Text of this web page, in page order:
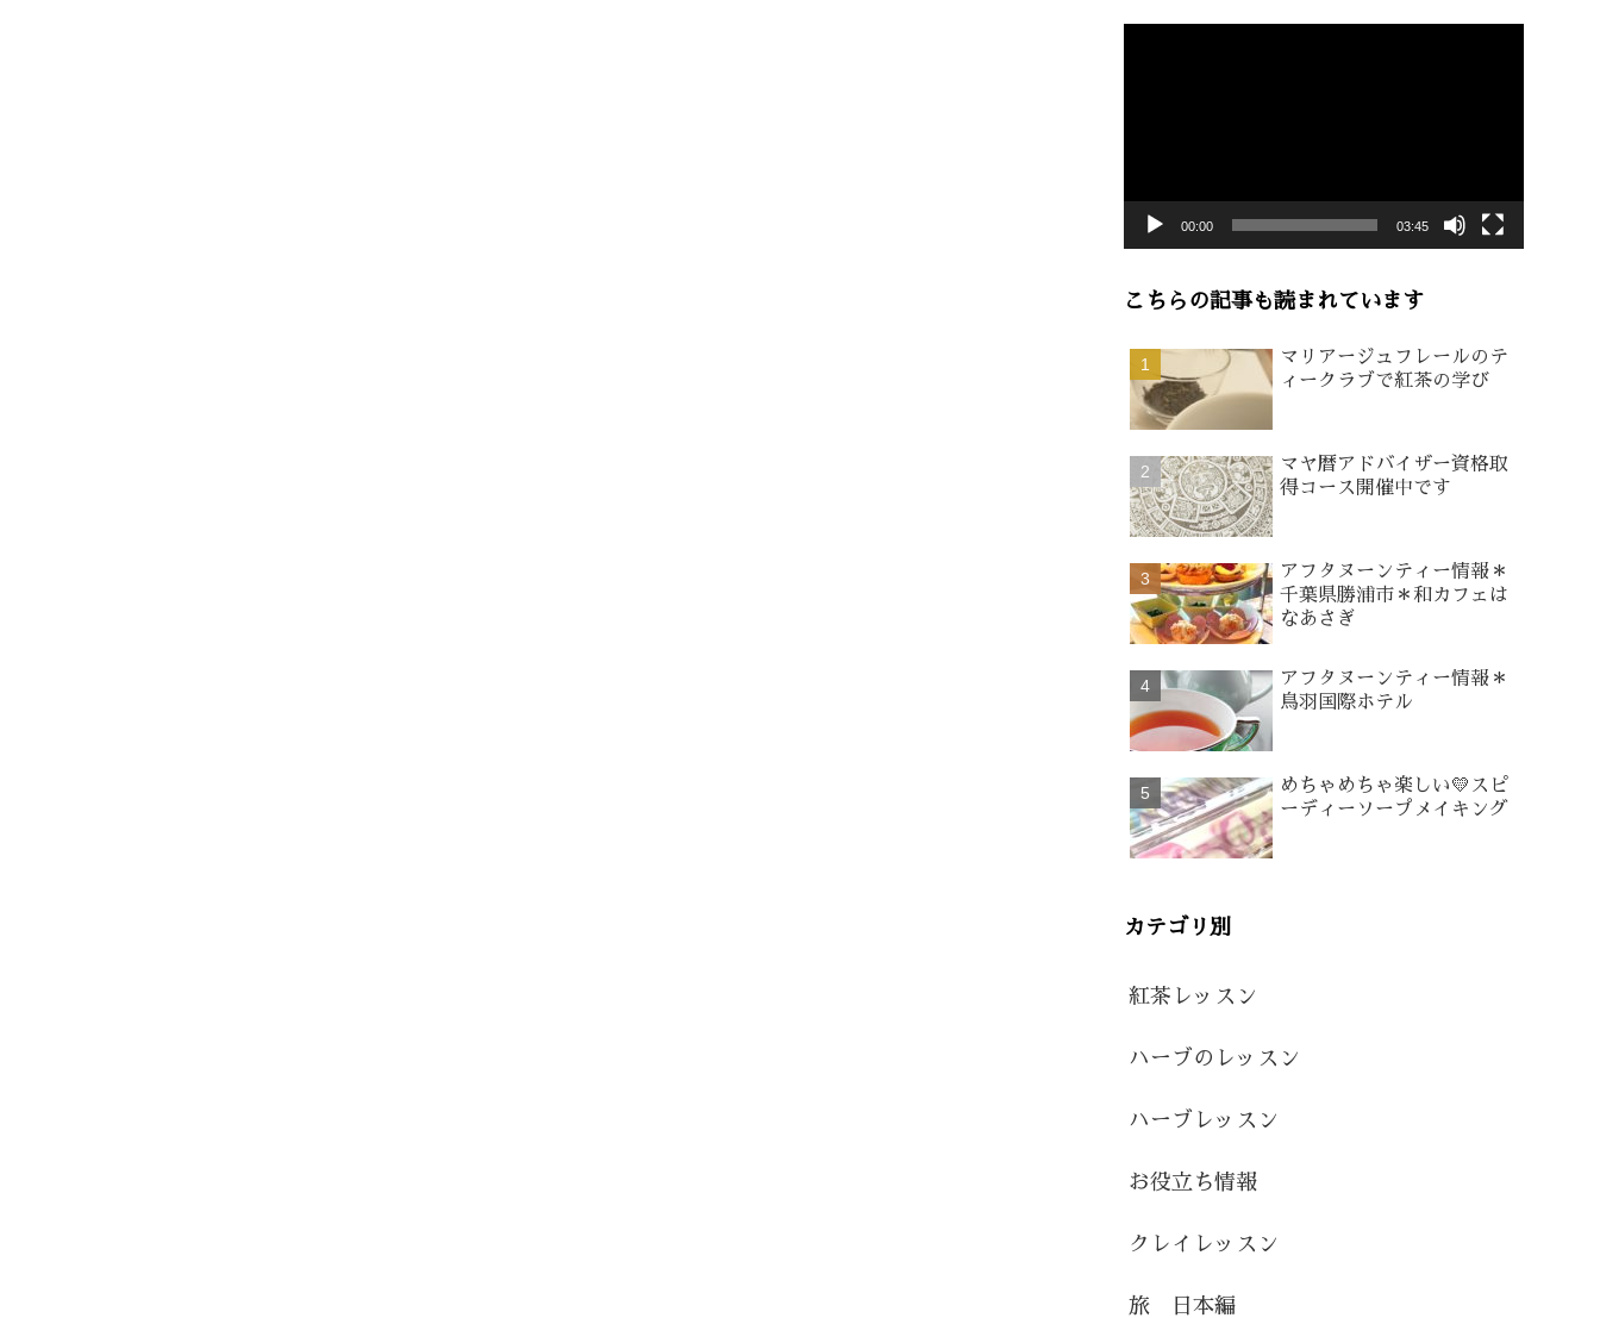
00:00 03:45
こちらの記事も読まれています
マリアージュフレールのテ
ィークラブで紅茶の学び
マヤ暦アドバイザー資格取
得コース開催中です
アフタヌーンティー情報＊
千葉県勝浦市＊和カフェは
なあさぎ
アフタヌーンティー情報＊
鳥羽国際ホテル
めちゃめちゃ楽しい💛スピ
ーディーソープメイキング
カテゴリ別
紅茶レッスン
ハーブのレッスン
ハーブレッスン
お役立ち情報
クレイレッスン
旅 日本編